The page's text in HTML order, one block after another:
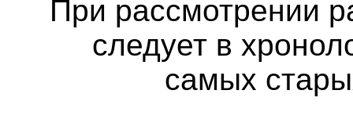
При рассмотрении
следует в
самых